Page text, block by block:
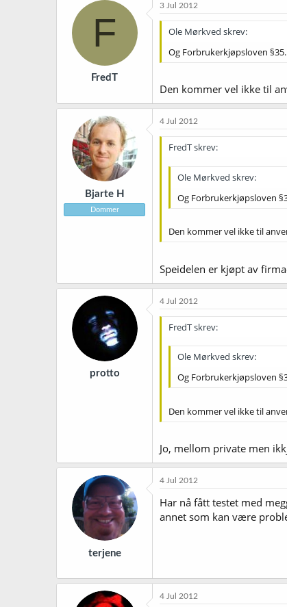
F
FredT
3 Jul 2012
Ole Mørkved skrev:
Og Forbrukerkjøpsloven §35.
Den kommer vel ikke til
Bjarte H
Dommer
4 Jul 2012
FredT skrev:
Ole Mørkved skrev:
Og Forbrukerkjøpsloven
Den kommer vel ikke til
Speidelen er kjøpt av
protto
4 Jul 2012
FredT skrev:
Ole Mørkved skrev:
Og Forbrukerkjøpsloven
Den kommer vel ikke til
Jo, mellom private men
terjene
4 Jul 2012
Har nå fått testet med
annet som kan være
4 Jul 2012